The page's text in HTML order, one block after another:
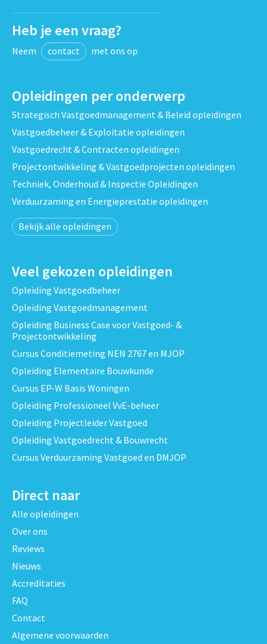
Heb je een vraag?
Neem contact met ons op
Opleidingen per onderwerp
Strategisch Vastgoedmanagement & Beleid opleidingen
Vastgoedbeheer & Exploitatie opleidingen
Vastgoedrecht & Contracten opleidingen
Projectontwikkeling & Vastgoedprojecten opleidingen
Techniek, Onderhoud & Inspectie Opleidingen
Verduurzaming en Energieprestatie opleidingen
Bekijk alle opleidingen
Veel gekozen opleidingen
Opleiding Vastgoedbeheer
Opleiding Vastgoedmanagement
Opleiding Business Case voor Vastgoed- &
Projectontwikkeling
Cursus Conditiemeting NEN 2767 en MJOP
Opleiding Elementaire Bouwkunde
Cursus EP-W Basis Woningen
Opleiding Professioneel VvE-beheer
Opleiding Projectleider Vastgoed
Opleiding Vastgoedrecht & Bouwrecht
Cursus Verduurzaming Vastgoed en DMJOP
Direct naar
Alle opleidingen
Over ons
Reviews
Nieuws
Accreditaties
FAQ
Contact
Algemene voorwaarden